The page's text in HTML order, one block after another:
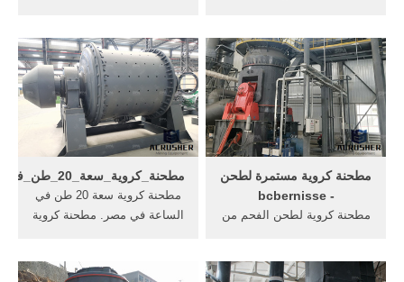
الأسمنت. طاحونة الكرة سعة
20 طن في الساعة الهند في
الهند الكلنكر والجبس تسير في
الكرة مطحنة. طاحونة المطرقة
للبيع في الصين .
الكرة طن واحد في الساعة.
specifiions من مطحنة الكرة
مختبر في الهند. . 10 1000 طن
في الساعة الكرة سعر . 15 20
طن في الساعة معدات . احصل
على السعر
مطحنة_كروية_سعة_20_طن_في_الساعة_في_مصر
مطحنة كروية سعة 20 طن في
الساعة في مصر. مطحنة كروية
سعة 500 طن في الساعة
مطحنة كروية مستمرة لطحن
- bcbernisse
مطحنة كروية لطحن الفحم من
وسيراميك, مطحنة لطحن